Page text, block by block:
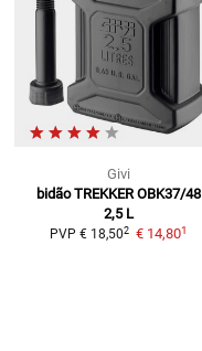
Givi
bidão TREKKER OBK37/48
2,5 L
PVP € 18,502 € 14,801